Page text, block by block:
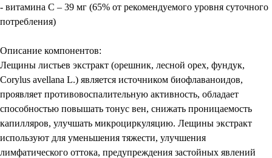
- витамина С – 39 мг (65% от рекомендуемого уровня суточного
потребления)
Описание компонентов:
Лещины листьев экстракт (орешник, лесной орех, фундук,
Corylus avellana L.) является источником биофлаваноидов,
проявляет противовоспалительную активность, обладает
способностью повышать тонус вен, снижать проницаемость
капилляров, улучшать микроциркуляцию. Лещины экстракт
используют для уменьшения тяжести, улучшения
лимфатического оттока, предупреждения застойных явлений